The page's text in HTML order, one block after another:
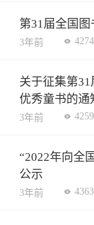
第31届全国
3年前
关于征集第
优秀童书的通
3年前
“2022年向全
公示
3年前